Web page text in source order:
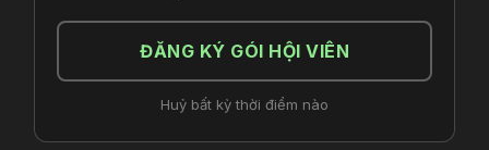
ĐĂNG KÝ GÓI HỘI VIÊN
Huỷ bất kỳ thời điểm nào